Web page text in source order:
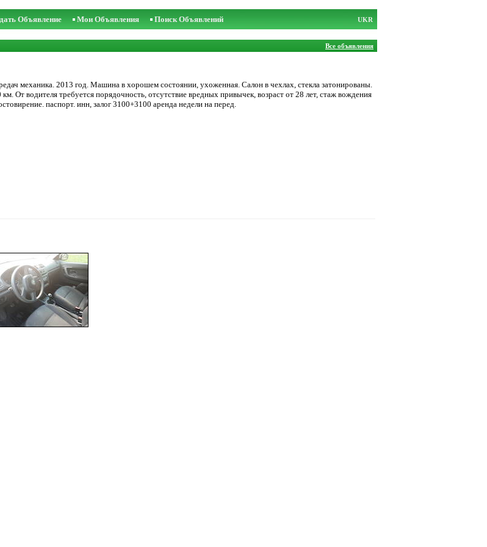
Объявление Мои Объявления Поиск Объявлений UKR
Все объявления
механика. 2013 год. Машина в хорошем состоянии, ухоженная. Салон в чехлах, стекла затонированы.
От водителя требуется порядочность, отсутствие вредных привычек, возраст от 28 лет, стаж вождения
паспорт. инн, залог 3100+3100 аренда недели на перед.